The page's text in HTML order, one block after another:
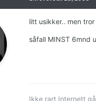
litt usikker.. men
såfall MINST 6mnd
Ikke rart Internett